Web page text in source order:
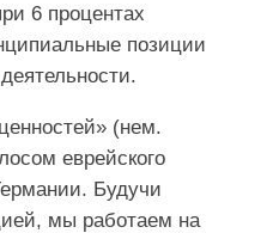
6 процентах
позиции
(нем.
еврейского
Будучи
мы работаем на